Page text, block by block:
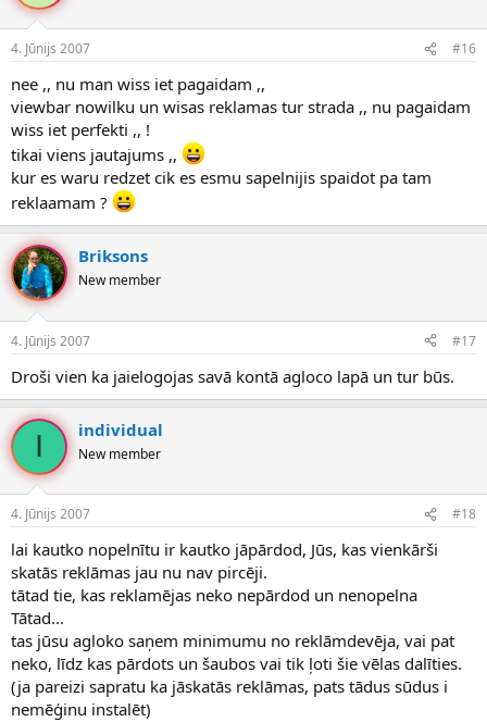
4. Jūnijs 2007 #16
nee ,, nu man wiss iet pagaidam ,,
viewbar nowilku un wisas reklamas tur strada ,, nu pagaidam
wiss iet perfekti ,, !
tikai viens jautajums ,,
kur es waru redzet cik es esmu sapelnijis spaidot pa tam
reklaamam ?
Briksons
New member
4. Jūnijs 2007 #17
Droši vien ka jaielogojas savā kontā agloco lapā un tur būs.
I individual
New member
4. Jūnijs 2007 #18
lai kautko nopelnītu ir kautko jāpārdod, Jūs, kas vienkārši
skatās reklāmas jau nu nav pircēji.
tātad tie, kas reklamējas neko nepārdod un nenopelna
Tātad...
tas jūsu agloko saņem minimumu no reklāmdevēja, vai pat
neko, līdz kas pārdots un šaubos vai tik ļoti šie vēlas dalīties.
(ja pareizi sapratu ka jāskatās reklāmas, pats tādus sūdus i
nemēģinu instalēt)